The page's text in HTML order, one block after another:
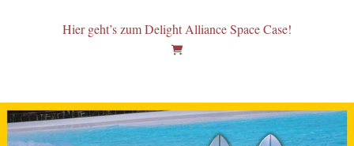
Hier geht’s zum Delight Alliance Space Case!